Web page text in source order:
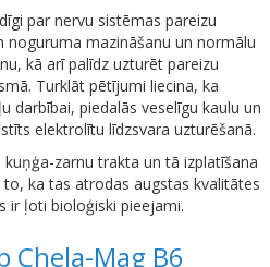
par nervu sistēmas pareizu
mazināšanu un normālu
kā arī palīdz uzturēt pareizu
Turklāt pētījumi liecina, ka
darbībai, piedalās veselīgu kaulu un
elektrolītu līdzsvara uzturēšanā.
zarnu trakta un tā izplatīšana
ka tas atrodas augstas kvalitātes
ir ļoti bioloģiski pieejami.
Chela-Mag B6